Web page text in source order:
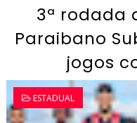
3ª rodada
Paraibano
jogos
ESTADUAL